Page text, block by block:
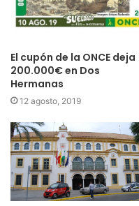
El cupón de la ONCE deja
200.000€ en Dos
Hermanas
12 agosto, 2019